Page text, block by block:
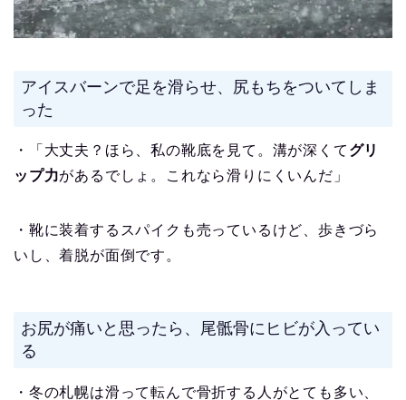
アイスバーンで足を滑らせ、尻もちをついてしま
った
・「大丈夫？ほら、私の靴底を見て。溝が深くて グリ
ップ力があるでしょ。これなら滑りにくいんだ」
・靴に装着するスパイクも売っているけど、歩きづら
いし、着脱が面倒です。
お尻が痛いと思ったら、尾骶骨にヒビが入ってい
る
・冬の札幌は滑って転んで骨折する人がとても多い、